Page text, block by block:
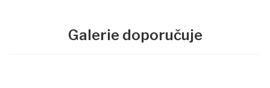
Galerie doporučuje